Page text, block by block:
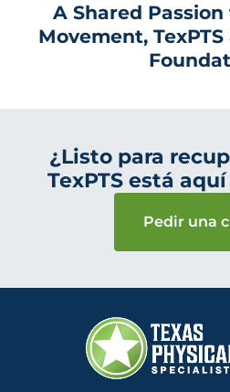
A Shared
Movement,
¿Listo para
TexPTS está
Pedir una